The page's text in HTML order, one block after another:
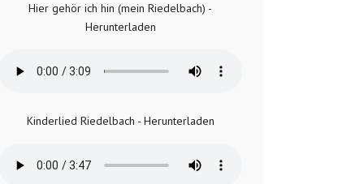
Hier gehör ich hin (mein Riedelbach) -
Herunterladen
Kinderlied Riedelbach - Herunterladen